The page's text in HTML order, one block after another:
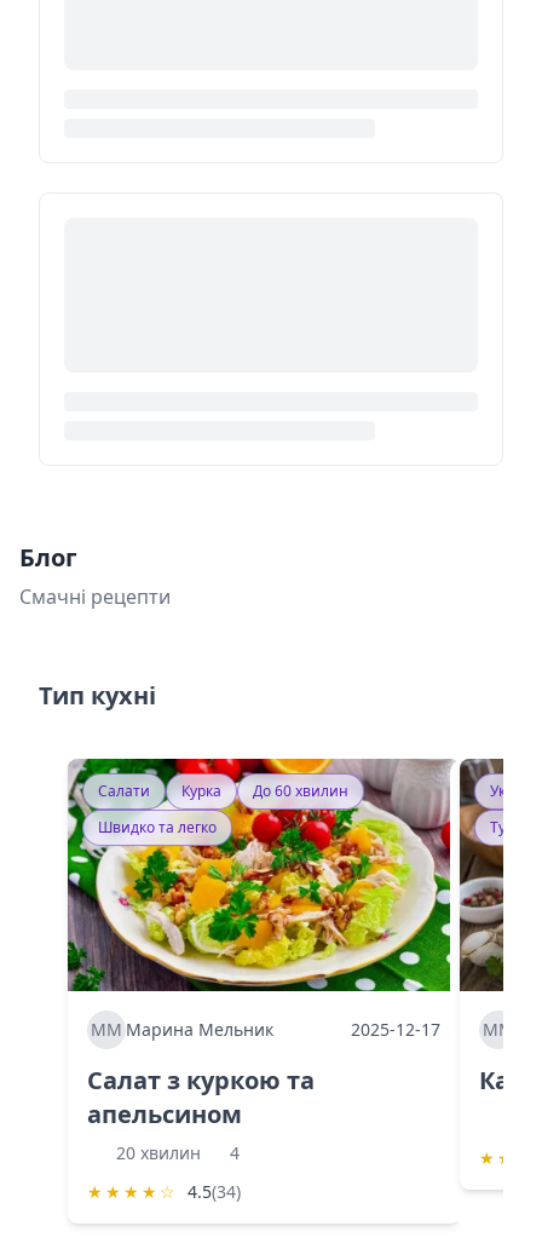
Блог
Смачні рецепти
Тип кухні
Салати Курка
До 60 хвилин
Швидко та легко
ММ Марина Мельник 2025-12-17
Салат з куркою та
апельсином
20 хвилин
4
★ ★ ★ ★ ☆ 4.5(34)
ММ
★ ★